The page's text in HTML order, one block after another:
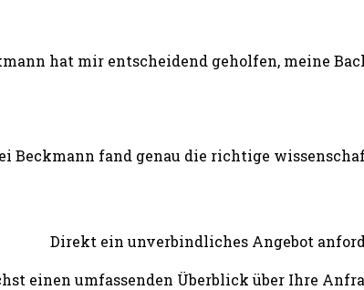
hat mir entscheidend geholfen, meine
Beckmann fand genau die richtige
Direkt ein unverbindliches Angebot
einen umfassenden Überblick über Ihre